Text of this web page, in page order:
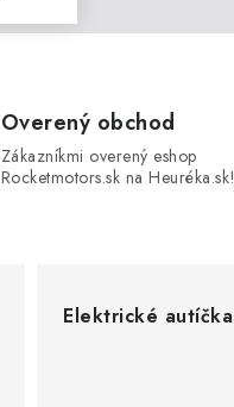
Overený obchod
Zákazníkmi overený eshop
Rocketmotors.sk na Heuréka.sk!
Elektrické autíčka